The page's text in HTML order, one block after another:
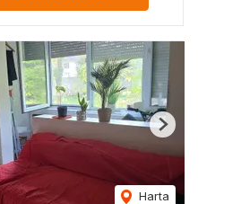
Harta
Next